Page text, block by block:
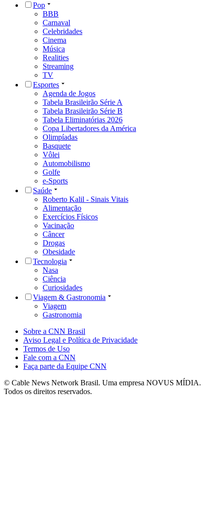
Pop
BBB
Carnaval
Celebridades
Cinema
Música
Realities
Streaming
TV
Esportes
Agenda de Jogos
Tabela Brasileirão Série A
Tabela Brasileirão Série B
Tabela Eliminatórias 2026
Copa Libertadores da América
Olimpíadas
Basquete
Vôlei
Automobilismo
Golfe
e-Sports
Saúde
Roberto Kalil - Sinais Vitais
Alimentação
Exercícios Físicos
Vacinação
Câncer
Drogas
Obesidade
Tecnologia
Nasa
Ciência
Curiosidades
Viagem & Gastronomia
Viagem
Gastronomia
Sobre a CNN Brasil
Aviso Legal e Política de Privacidade
Termos de Uso
Fale com a CNN
Faça parte da Equipe CNN
© Cable News Network Brasil. Uma empresa NOVUS MÍDIA.
Todos os direitos reservados.